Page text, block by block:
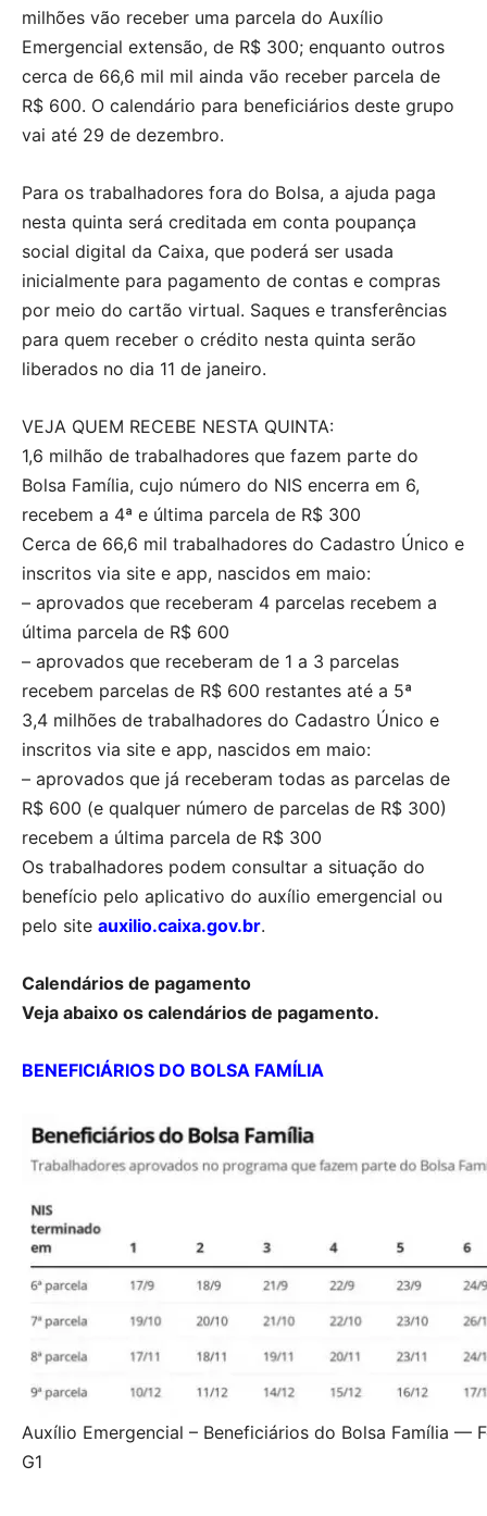
milhões vão receber uma parcela do Auxílio
Emergencial extensão, de R$ 300; enquanto outros
cerca de 66,6 mil mil ainda vão receber parcela de
R$ 600. O calendário para beneficiários deste grupo
vai até 29 de dezembro.
Para os trabalhadores fora do Bolsa, a ajuda paga
nesta quinta será creditada em conta poupança
social digital da Caixa, que poderá ser usada
inicialmente para pagamento de contas e compras
por meio do cartão virtual. Saques e transferências
para quem receber o crédito nesta quinta serão
liberados no dia 11 de janeiro.
VEJA QUEM RECEBE NESTA QUINTA:
1,6 milhão de trabalhadores que fazem parte do
Bolsa Família, cujo número do NIS encerra em 6,
recebem a 4ª e última parcela de R$ 300
Cerca de 66,6 mil trabalhadores do Cadastro Único e
inscritos via site e app, nascidos em maio:
– aprovados que receberam 4 parcelas recebem a
última parcela de R$ 600
– aprovados que receberam de 1 a 3 parcelas
recebem parcelas de R$ 600 restantes até a 5ª
3,4 milhões de trabalhadores do Cadastro Único e
inscritos via site e app, nascidos em maio:
– aprovados que já receberam todas as parcelas de
R$ 600 (e qualquer número de parcelas de R$ 300)
recebem a última parcela de R$ 300
Os trabalhadores podem consultar a situação do
benefício pelo aplicativo do auxílio emergencial ou
pelo site auxilio.caixa.gov.br.
Calendários de pagamento
Veja abaixo os calendários de pagamento.
BENEFICIÁRIOS DO BOLSA FAMÍLIA
Auxílio Emergencial – Beneficiários do Bolsa Família —
G1